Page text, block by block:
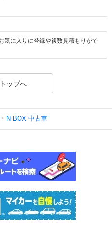
気に入りに登録や複数見積もりがで
ップへ
N-BOX 中古車